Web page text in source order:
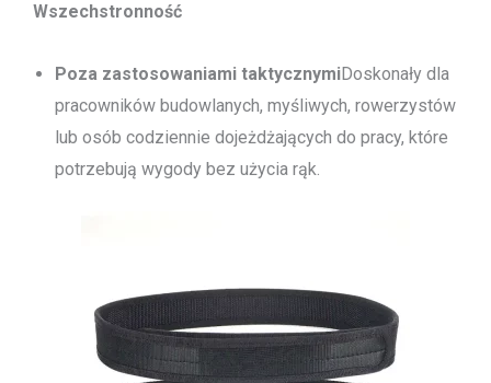
Wszechstronność
Poza zastosowaniami taktycznymiDoskonały dla
pracowników budowlanych, myśliwych, rowerzystów
lub osób codziennie dojeżdżających do pracy, które
potrzebują wygody bez użycia rąk.